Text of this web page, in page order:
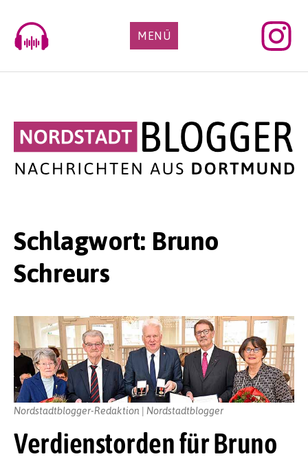
content
MENÜ
Schlagwort: Bruno
Schreurs
Verdienstorden für Bruno
Nordstadtblogger-Redaktion | Nordstadtblogger